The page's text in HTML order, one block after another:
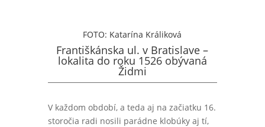
FOTO: Katarína Králiková
Františkánska ul. v Bratislave –
lokalita do roku 1526 obývaná
Židmi
V každom období, a teda aj na začiatku 16.
storočia radi nosili parádne klobúky aj tí,